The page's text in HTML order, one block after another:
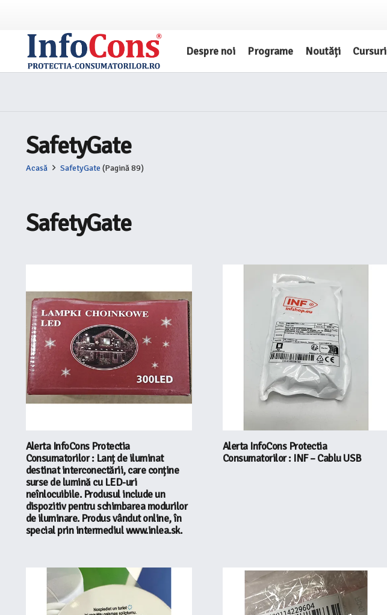
Despre noi Programe Noutăți Cursuri
SafetyGate
Acasă SafetyGate (Pagină 89)
SafetyGate
Alerta InfoCons Protectia
Consumatorilor : Lanț de iluminat
destinat interconectării, care conține
surse de lumină cu LED-uri
neînlocuibile. Produsul include un
dispozitiv pentru schimbarea modurilor
de iluminare. Produs vândut online, în
special prin intermediul www.inlea.sk.
Alerta InfoCons Protectia
Consumatorilor : INF – Cablu USB